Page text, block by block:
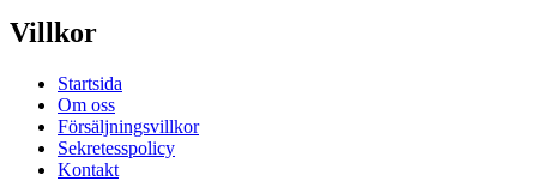
Villkor
Startsida
Om oss
Försäljningsvillkor
Sekretesspolicy
Kontakt